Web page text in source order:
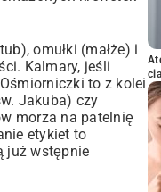
omułki (małże) i
Kalmary, jeśli
to z kolei
Jakuba) czy
morza na patelnię
etykiet to
już wstępnie